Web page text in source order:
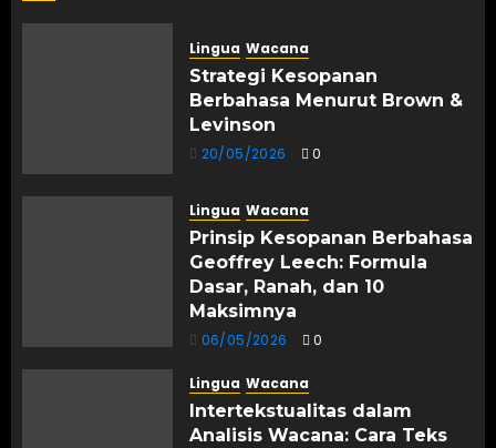
Lingua Wacana
Strategi Kesopanan
Berbahasa Menurut Brown &
Levinson
20/05/2026 0
Lingua Wacana
Prinsip Kesopanan Berbahasa
Geoffrey Leech: Formula
Dasar, Ranah, dan 10
Maksimnya
06/05/2026 0
Lingua Wacana
Intertekstualitas dalam
Analisis Wacana: Cara Teks